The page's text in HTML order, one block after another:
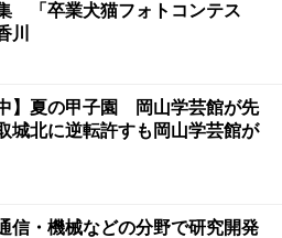
「卒業犬猫フォトコンテス
川
中】夏の甲子園 岡山学芸館が先
北に逆転許すも岡山学芸館が
信・機械などの分野で研究開発